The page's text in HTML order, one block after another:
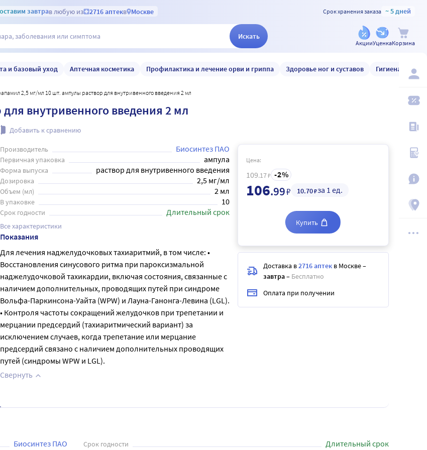
завтрав любую из 2716 аптекв Москве Срок хранения заказа ~ 5 дней
Искать
АкцииУценкаКорзина
и базовый уход Аптечная косметика Профилактика и лечение орви и гриппа Здоровье ног и суставов Гигиена и уход
2,5 мг/мл 10 шт. ампулы раствор для внутривенного введения 2 мл
внутривенного введения 2 мл
Добавить к сравнению
Производитель Биосинтез ПАО
Первичная упаковка ампула
Форма выпуска раствор для внутривенного введения
Дозировка 2,5 мг/мл
Объем (мл) 2 мл
В упаковке 10
Срок годности Длительный срок
Все характеристики
Показания
Для лечения наджелудочковых тахиаритмий, в том числе: •
Восстановления синусового ритма при пароксизмальной
наджелудочковой тахикардии, включая состояния, связанные с
наличием дополнительных, проводящих путей при синдроме
Вольфа-Паркинсона-Уайта (WPW) и Лауна-Ганонга-Левина (LGL).
• Контроля частоты сокращений желудочков при трепетании и
мерцании предсердий (тахиаритмический вариант) за
исключением случаев, когда трепетание или мерцание
предсердий связано с наличием дополнительных проводящих
путей (синдромы WPW и LGL).
Свернуть
Цена:
109.17₽ 2
106.99₽ 10.70₽за 1 ед.
Купить
Доставка в2716 аптек в Москве–
завтра– Бесплатно
Оплата при получении
Биосинтез ПАО Срок годности Длительный срок